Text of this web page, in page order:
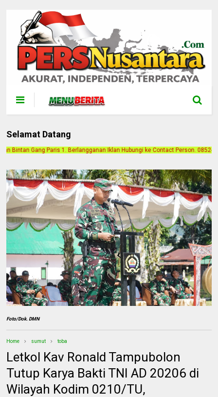
Selamat Datang
Iklan Hubungi ke Contact Person. 0852-7158-7522 (Ican)
Foto/Dok. DMN
Home sumut toba
Letkol Kav Ronald Tampubolon
Tutup Karya Bakti TNI AD 20206 di
Wilayah Kodim 0210/TU,